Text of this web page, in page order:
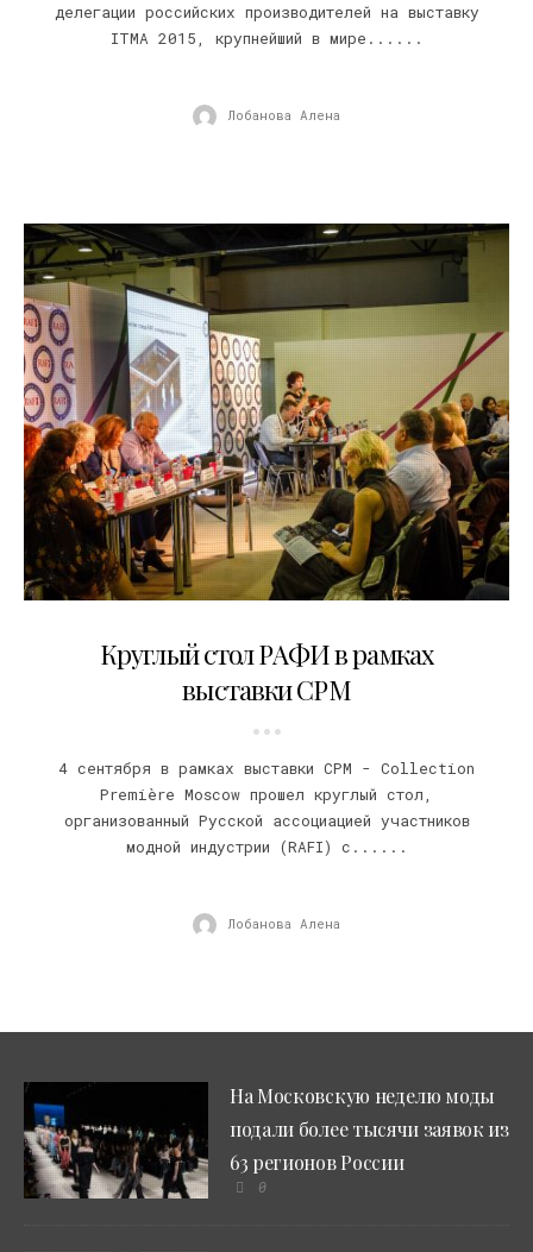
делегации российских производителей на выставку
ITMA 2015, крупнейший в мире......
Лобанова Алена
Круглый стол РАФИ в рамках
выставки CPM
4 сентября в рамках выставки CPM - Collection
Première Moscow прошел круглый стол,
организованный Русской ассоциацией участников
модной индустрии (RAFI) с......
Лобанова Алена
На Московскую неделю моды
подали более тысячи заявок из
63 регионов России
0